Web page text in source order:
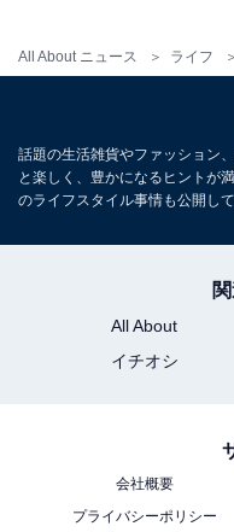
All About ニュース ライフ
平日：10:00～21:00（
L.O.20:00）
土・日・祝：10:00～
L.O.20:00）
※休館日は第4火曜日で
宿泊可否
宿泊：不可（日帰り温
ん。有料の貸切風呂な
話題の生活雑貨やファッション
と楽しく、豊かになるヒントが
のライフスタイル事情も公開して
All About
イチオシ
会社概要
プライバシーポリシー